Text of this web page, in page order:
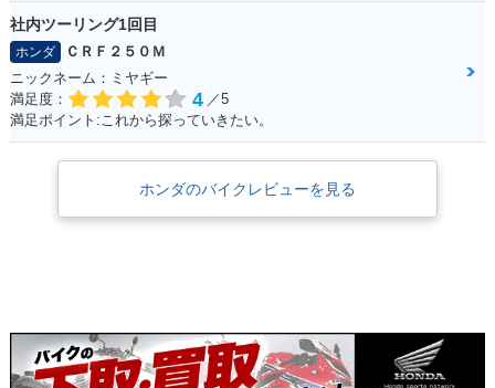
S・カラーチェンジ
カラーチェンジ
pe LD Dual Clutch
Transmission ABS
社内ツーリング1回目
ホンダ
ＣＲＦ２５０Ｍ
ニックネーム：ミヤギー
満足度：
4 ／5
満足ポイント:これから探っていきたい。
ホンダのバイクレビューを見る